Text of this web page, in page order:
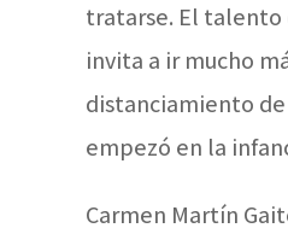
tratarse. El talento
invita a ir mucho
distanciamiento
empezó en la
Carmen Martín